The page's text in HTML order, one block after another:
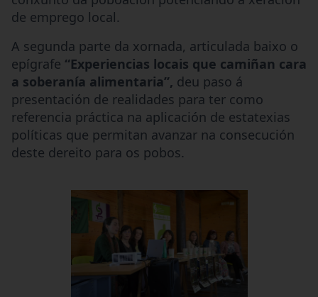
de emprego local.
A segunda parte da xornada, articulada baixo o
epígrafe “Experiencias locais que camiñan cara
a soberanía alimentaria”, deu paso á
presentación de realidades para ter como
referencia práctica na aplicación de estatexias
políticas que permitan avanzar na consecución
deste dereito para os pobos.